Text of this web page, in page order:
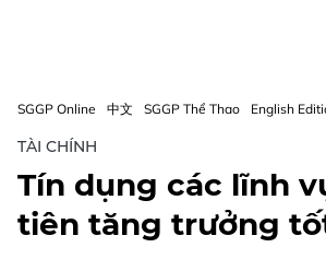
SGGP Online 中文 SGGP Thể Thao English
TÀI CHÍNH
Tín dụng các lĩnh
tiên tăng trưởng